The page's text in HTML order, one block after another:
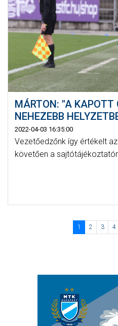
MÁRTON: "A KAPOTT
NEHEZEBB
2022-04-03 16:35:00
Vezetőedzőnk így értékelt
követően a
1 2 3 4